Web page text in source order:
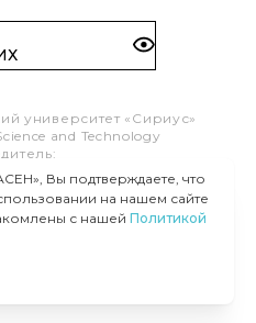
университет «Сириус»
and Technology
«Талант и успех»
«Сириус»,
пр-т, 1
100 41 55
«СИРИУС», 2020–
Вы подтверждаете, что
на нашем сайте
с нашей Политикой